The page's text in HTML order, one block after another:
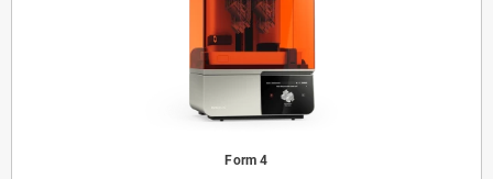
Form 4